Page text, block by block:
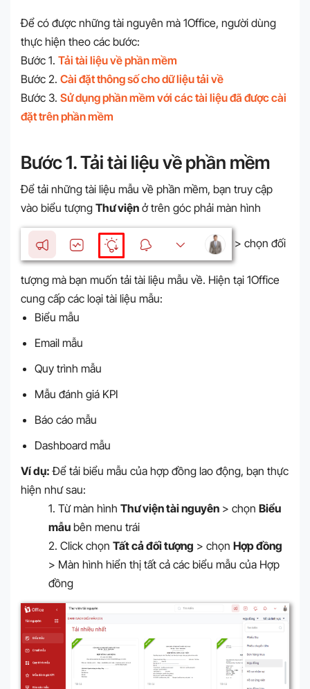
Để có được những tài nguyên mà 1Office, người dùng
thực hiện theo các bước:
Bước 1. Tải tài liệu về phần mềm
Bước 2. Cài đặt thông số cho dữ liệu tải về
Bước 3. Sử dụng phần mềm với các tài liệu đã được cài
đặt trên phần mềm
Bước 1. Tải tài liệu về phần mềm
Để tải những tài liệu mẫu về phần mềm, bạn truy cập
vào biểu tượng Thư viện ở trên góc phải màn hình
> chọn đối
tượng mà bạn muốn tải tài liệu mẫu về. Hiện tại 1Office
cung cấp các loại tài liệu mẫu:
Biểu mẫu
Email mẫu
Quy trình mẫu
Mẫu đánh giá KPI
Báo cáo mẫu
Dashboard mẫu
Ví dụ: Để tải biểu mẫu của hợp đồng lao động, bạn thực
hiện như sau:
1. Từ màn hình Thư viện tài nguyên > chọn Biểu
mẫu bên menu trái
2. Click chọn Tất cả đối tượng > chọn Hợp đồng
> Màn hình hiển thị tất cả các biểu mẫu của Hợp
đồng